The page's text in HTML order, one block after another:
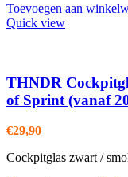
Toevoegen aan
Quick view
THNDR
of Sprint (vanaf
€29,90
Cockpitglas zwart /